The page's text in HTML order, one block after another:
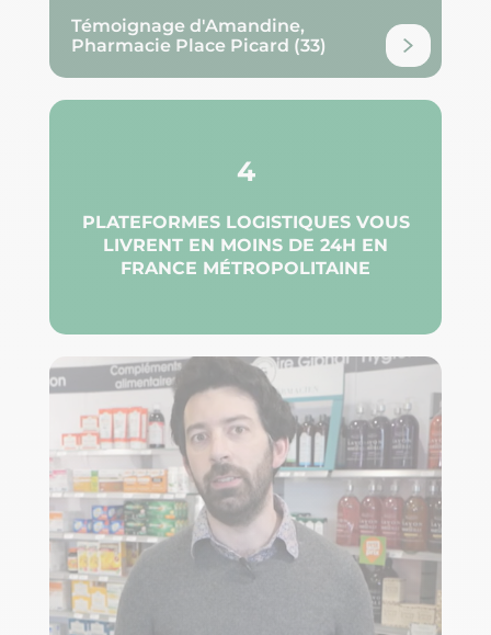
Témoignage d'Amandine,
Pharmacie Place Picard (33)
4
PLATEFORMES LOGISTIQUES VOUS
LIVRENT EN MOINS DE 24H EN
FRANCE​ MÉTROPOLITAINE